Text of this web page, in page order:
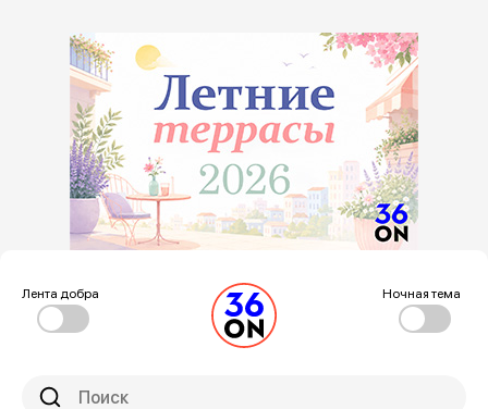
Лента добра Ночная тема